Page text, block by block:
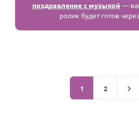
поздравление с музыкой —
ролик будет готов
1 2